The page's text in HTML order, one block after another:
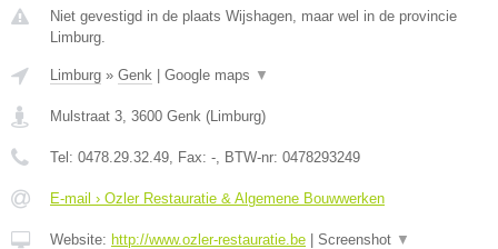
Niet gevestigd in de plaats Wijshagen, maar wel in de provincie
Limburg.
Limburg » Genk Google maps ▼
Mulstraat 3 3600 Genk ( Limburg)
Tel: 0478.29.32.49 , Fax: - , BTW-nr: 0478293249
E-mail › Ozler Restauratie & Algemene Bouwwerken
Website: http://www.ozler-restauratie.be Screenshot ▼